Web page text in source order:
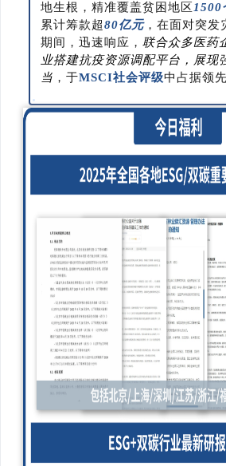
地生根，精准覆盖贫困地区 1500
累计筹款超80亿元，在面对突发
期间，迅速响应， 联合众多医药
业搭建抗疫资源调配平台，展现
当 ，于MSCI社会评级中占据领